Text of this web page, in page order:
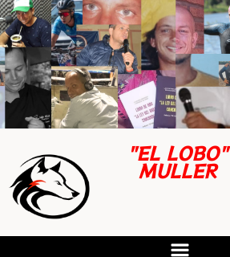
"EL LOBO"
MULLER